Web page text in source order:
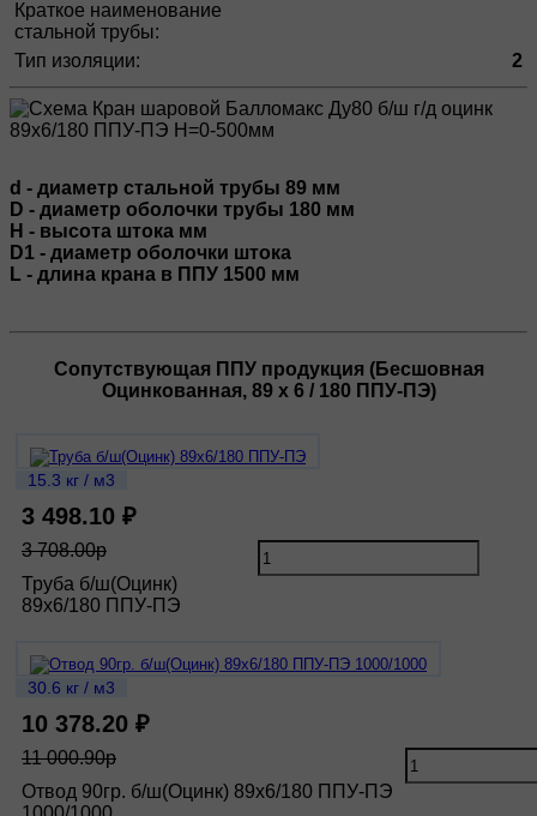
Краткое наименование
стальной трубы:
Тип изоляции:
2
d - диаметр стальной трубы 89 мм
D - диаметр оболочки трубы 180 мм
H - высота штока мм
D1 - диаметр оболочки штока
L - длина крана в ППУ 1500 мм
Сопутствующая ППУ продукция (Бесшовная
Оцинкованная, 89 х 6 / 180 ППУ-ПЭ)
15.3 кг / м3
3 498.10 ₽
3 708.00р
Труба б/ш(Оцинк)
89х6/180 ППУ-ПЭ
30.6 кг / м3
10 378.20 ₽
11 000.90р
Отвод 90гр. б/ш(Оцинк) 89х6/180 ППУ-ПЭ